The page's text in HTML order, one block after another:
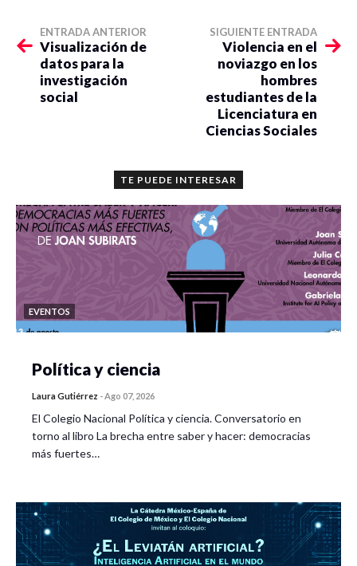
Acapulco,
explorando el
contexto
escolar
Ozuna
media superior
Mtro. Ignacio Luna
Adriana
Dra. Adriana
Miranda
Gerónimo
ENTRADA ANTERIOR
Visualización de
datos para la
investigación
social
SIGUIENTE ENTRADA
Violencia en el
noviazgo en los
hombres
estudiantes de la
Licenciatura en
Ciencias Sociales
TE PUEDE INTERESAR
EVENTOS
Política y ciencia
Laura Gutiérrez -Ago 07, 2026
El Colegio Nacional Política y ciencia. Conversatorio en
torno al libro La brecha entre saber y hacer: democracias
más fuertes…